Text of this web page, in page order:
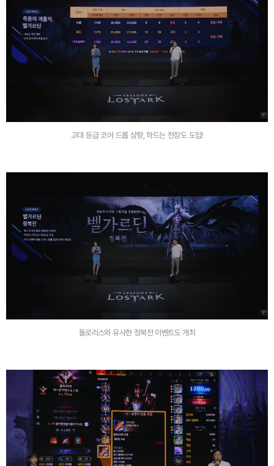
고대 등급 코어 드롭 상향, 하드는 천장도 도입!
돌로리스와 유사한 정복전 이벤트도 개최